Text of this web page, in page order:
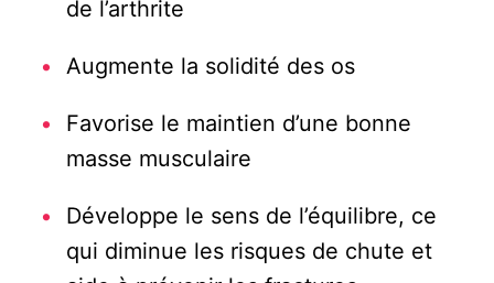
de l’arthrite
Augmente la solidité des os
Favorise le maintien d’une bonne
masse musculaire
Développe le sens de l’équilibre, ce
qui diminue les risques de chute et